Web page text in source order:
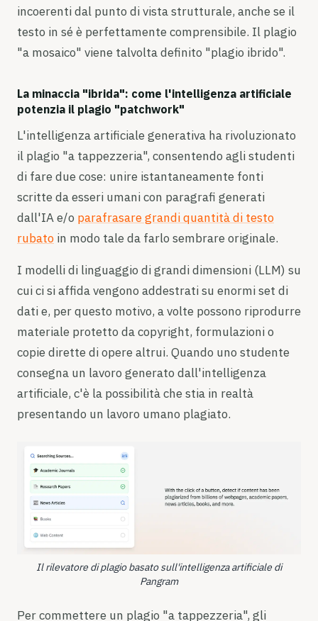
incoerenti dal punto di vista strutturale, anche se il
testo in sé è perfettamente comprensibile. Il plagio
"a mosaico" viene talvolta definito "plagio ibrido".
La minaccia "ibrida": come l'intelligenza artificiale
potenzia il plagio "patchwork"
L'intelligenza artificiale generativa ha rivoluzionato
il plagio "a tappezzeria", consentendo agli studenti
di fare due cose: unire istantaneamente fonti
scritte da esseri umani con paragrafi generati
dall'IA e/o parafrasare grandi quantità di testo
rubato in modo tale da farlo sembrare originale.
I modelli di linguaggio di grandi dimensioni (LLM) su
cui ci si affida vengono addestrati su enormi set di
dati e, per questo motivo, a volte possono riprodurre
materiale protetto da copyright, formulazioni o
copie dirette di opere altrui. Quando uno studente
consegna un lavoro generato dall'intelligenza
artificiale, c'è la possibilità che stia in realtà
presentando un lavoro umano plagiato.
Il rilevatore di plagio basato sull'intelligenza artificiale di
Pangram
Per commettere un plagio "a tappezzeria", gli